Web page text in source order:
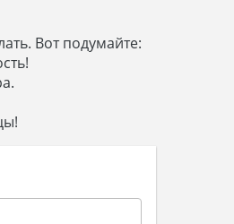
Вот подумайте: